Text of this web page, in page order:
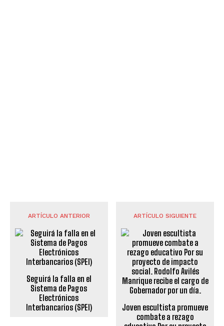
ARTÍCULO ANTERIOR
Seguirá la falla en el
Sistema de Pagos
Electrónicos
Interbancarios (SPEI)
ARTÍCULO SIGUIENTE
Joven escultista promueve
combate a rezago